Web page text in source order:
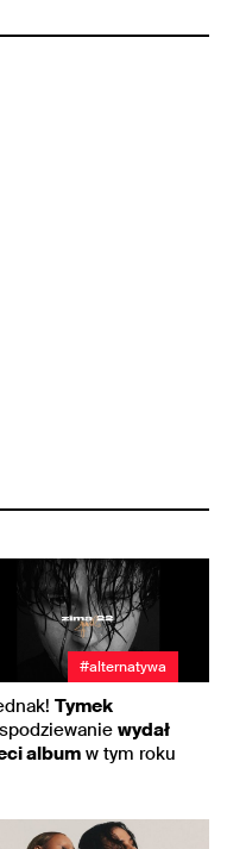
#alternatywa
Tymek
wydał
album w tym roku